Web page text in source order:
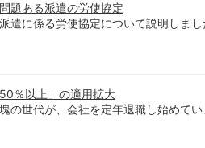
題ある派遣の労使協定
遣に係る労使協定について説明しま
50％以上」の適用拡大
の世代が、会社を定年退職し始めて